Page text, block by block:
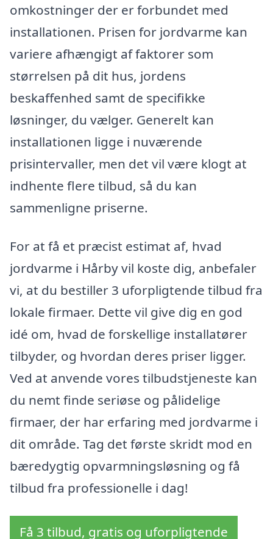
omkostninger der er forbundet med
installationen. Prisen for jordvarme kan
variere afhængigt af faktorer som
størrelsen på dit hus, jordens
beskaffenhed samt de specifikke
løsninger, du vælger. Generelt kan
installationen ligge i nuværende
prisintervaller, men det vil være klogt at
indhente flere tilbud, så du kan
sammenligne priserne.
For at få et præcist estimat af, hvad
jordvarme i Hårby vil koste dig, anbefaler
vi, at du bestiller 3 uforpligtende tilbud fra
lokale firmaer. Dette vil give dig en god
idé om, hvad de forskellige installatører
tilbyder, og hvordan deres priser ligger.
Ved at anvende vores tilbudstjeneste kan
du nemt finde seriøse og pålidelige
firmaer, der har erfaring med jordvarme i
dit område. Tag det første skridt mod en
bæredygtig opvarmningsløsning og få
tilbud fra professionelle i dag!
Få 3 tilbud, gratis og uforpligtende